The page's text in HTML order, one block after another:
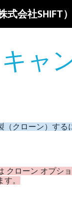
会社SHIFT）
キ
クローン）する
クローン オプシ
。